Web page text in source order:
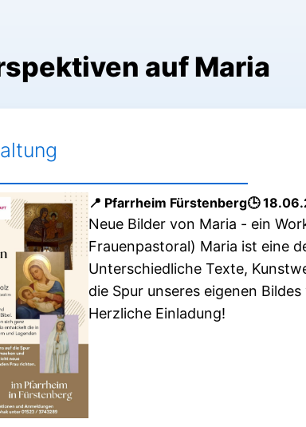
auf Maria
Pfarrheim Fürstenberg
Neue Bilder von Maria - ein
Frauenpastoral) Maria ist eine
Unterschiedliche Texte,
die Spur unseres eigenen
Herzliche Einladung!